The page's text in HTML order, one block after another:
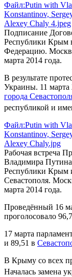
Файл:Putin with
Konstantinov,
Alexey Chaly 4.jpeg
Подписание
Республики Крым
Федерацию.
марта 2014 года.
В результате
Украины. 11 марта
города
республикой и
Файл:Putin with
Konstantinov,
Alexey Chaly.jpg
Рабочая встреча
Владимира Путина
Республики Крым
Севастополя.
марта 2014 года.
Проведённый 16
проголосовало
17 марта
и 89,51 в
В Крыму со всех
Началась замена